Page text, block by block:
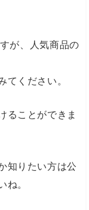
が、人気商品の
ください。
ることができま
知りたい方は公
。